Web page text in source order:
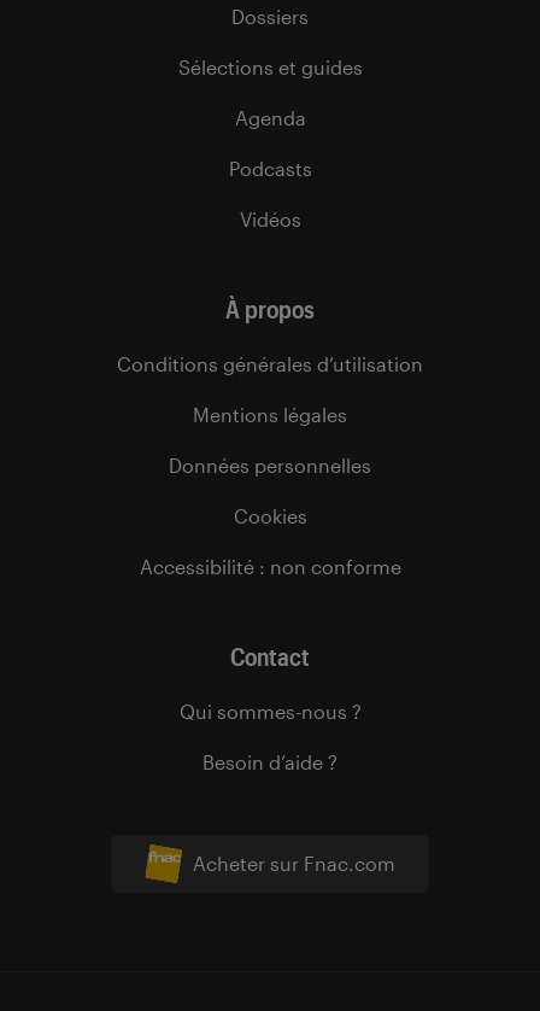
Acheter sur Fnac.com
Dossiers
Sélections et guides
Agenda
Podcasts
Vidéos
À propos
Conditions générales d’utilisation
Mentions légales
Données personnelles
Cookies
Accessibilité : non conforme
Contact
Qui sommes-nous ?
Besoin d’aide ?